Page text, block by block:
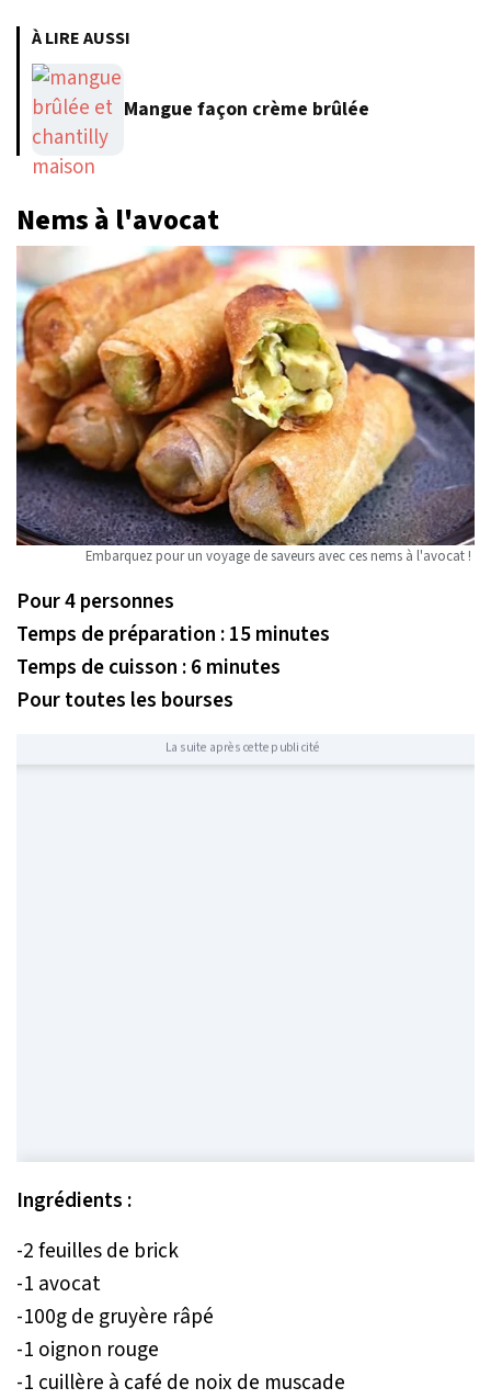
À LIRE AUSSI
Mangue façon crème brûlée
Nems à l'avocat
Embarquez pour un voyage de saveurs avec ces nems à l'avocat !
Pour 4 personnes
Temps de préparation : 15 minutes
Temps de cuisson : 6 minutes
Pour toutes les bourses
La suite après cette publicité
Ingrédients :
-2 feuilles de brick
-1 avocat
-100g de gruyère râpé
-1 oignon rouge
-1 cuillère à café de noix de muscade